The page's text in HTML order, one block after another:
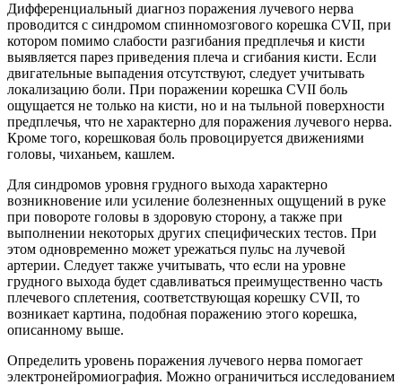
Дифференциальный диагноз поражения лучевого нерва
проводится с синдромом спинномозгового корешка CVII, при
котором помимо слабости разгибания предплечья и кисти
выявляется парез приведения плеча и сгибания кисти. Если
двигательные выпадения отсутствуют, следует учитывать
локализацию боли. При поражении корешка СVII боль
ощущается не только на кисти, но и на тыльной поверхности
предплечья, что не характерно для поражения лучевого нерва.
Кроме того, корешковая боль провоцируется движениями
головы, чиханьем, кашлем.
Для синдромов уровня грудного выхода характерно
возникновение или усиление болезненных ощущений в руке
при повороте головы в здоровую сторону, а также при
выполнении некоторых других специфических тестов. При
этом одновременно может урежаться пульс на лучевой
артерии. Следует также учитывать, что если на уровне
грудного выхода будет сдавливаться преимущественно часть
плечевого сплетения, соответствующая корешку CVII, то
возникает картина, подобная поражению этого корешка,
описанному выше.
Определить уровень поражения лучевого нерва помогает
электронейромиография. Можно ограничиться исследованием